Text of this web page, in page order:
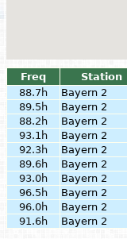
Freq Station
88.7h
Bayern 2
89.5h
Bayern 2
88.2h
Bayern 2
93.1h
Bayern 2
92.3h
Bayern 2
89.6h
Bayern 2
93.0h
Bayern 2
96.5h
Bayern 2
96.0h
Bayern 2
91.6h
Bayern 2